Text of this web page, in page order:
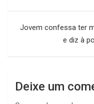
Jovem confessa ter
e diz à
Deixe um